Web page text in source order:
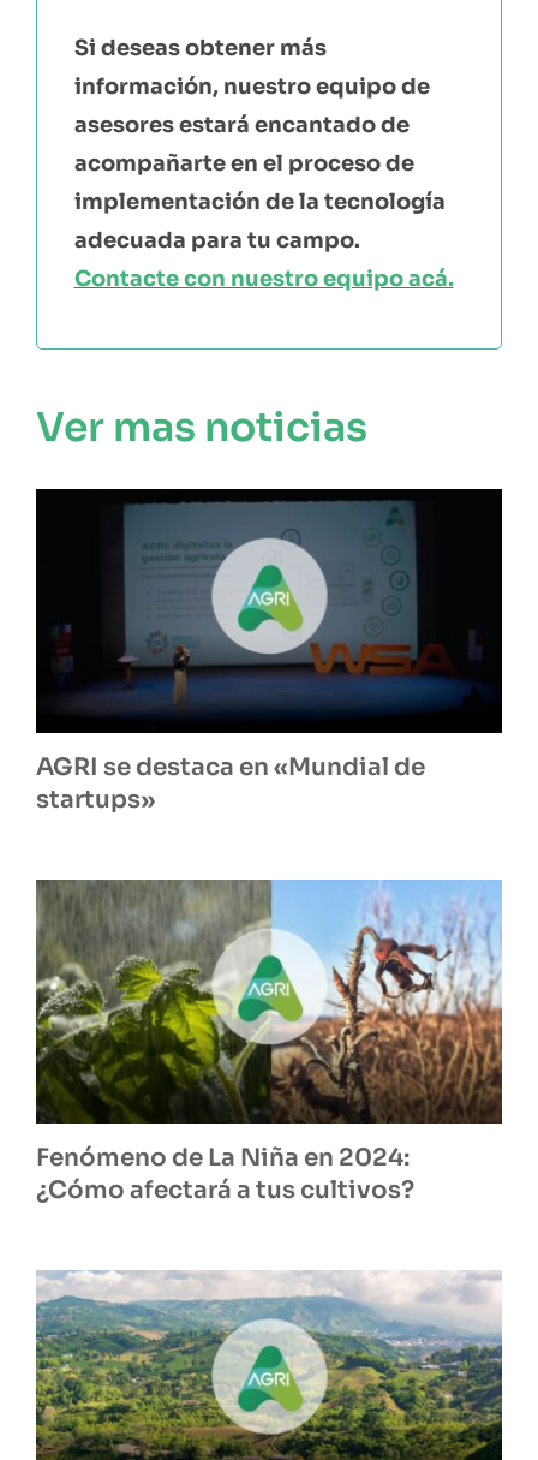
Si deseas obtener más
información, nuestro equipo de
asesores estará encantado de
acompañarte en el proceso de
implementación de la tecnología
adecuada para tu campo.
Contacte con nuestro equipo acá.
Ver mas noticias
AGRI se destaca en «Mundial de
startups»
Fenómeno de La Niña en 2024:
¿Cómo afectará a tus cultivos?